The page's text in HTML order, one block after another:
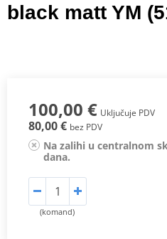
black matt YM
100,00 € Uključuje PDV
80,00 € bez PDV
Na zalihi u centralnom
dana.
(komand)